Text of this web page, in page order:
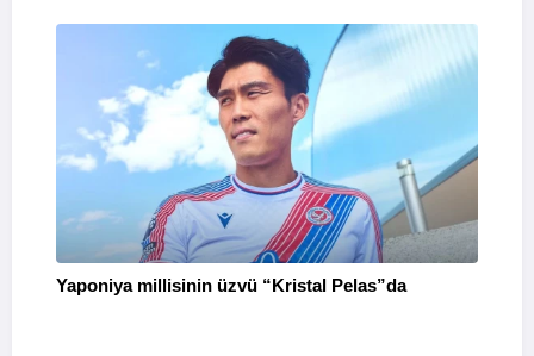
Yaponiya millisinin üzvü “Kristal Pelas”da